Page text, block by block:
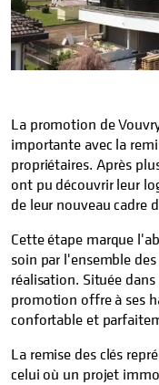
La promotion de
importante avec la
propriétaires. Après
ont pu découvrir leur
de leur nouveau cadre
Cette étape marque
soin par l'ensemble
réalisation. Située
promotion offre à ses
confortable et
La remise des clés
celui où un projet